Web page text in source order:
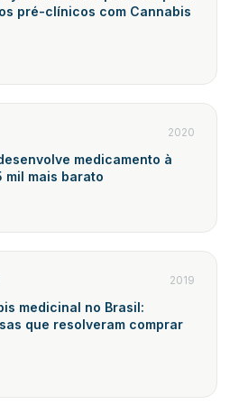
pré-clínicos com Cannabis
2020
medicamento à
mil mais barato
2019
medicinal no Brasil:
que resolveram comprar